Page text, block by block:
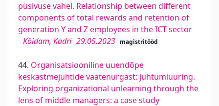
püsivuse vahel. Relationship between different
components of total rewards and retention of
generation Y and Z employees in the ICT sector
Köidam, Kadri 29.05.2023 magistritööd
44. Organisatsiooniline uuendõpe
keskastmejuhtide vaatenurgast: juhtumiuuring.
Exploring organizational unlearning through the
lens of middle managers: a case study